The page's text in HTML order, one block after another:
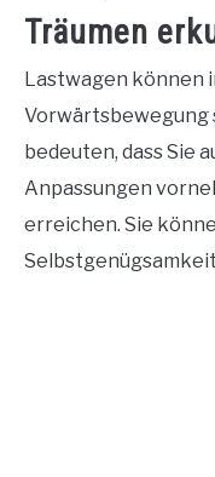
Träumen
Lastwagen können
Vorwärtsbewegung
bedeuten, dass Sie
Anpassungen
erreichen. Sie